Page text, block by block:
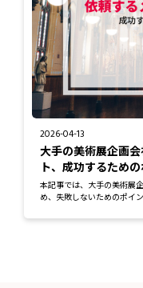
2026-04-13
大手の美術展企画
ト、成功するため
本記事では、大手の美術展
め、失敗しないためのポイ